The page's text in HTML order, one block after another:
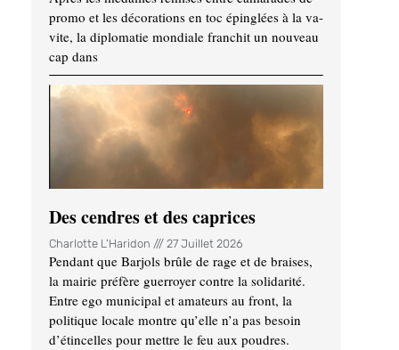
promo et les décorations en toc épinglées à la va-
vite, la diplomatie mondiale franchit un nouveau
cap dans
Des cendres et des caprices
Charlotte L'Haridon 27 Juillet 2026
Pendant que Barjols brûle de rage et de braises,
la mairie préfère guerroyer contre la solidarité.
Entre ego municipal et amateurs au front, la
politique locale montre qu’elle n’a pas besoin
d’étincelles pour mettre le feu aux poudres.